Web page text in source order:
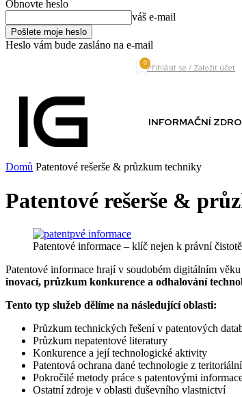
Obnovte heslo
váš e-mail
Heslo vám bude zasláno na e-mail
0Přihlásit se / Založit účet
INFORMAČNÍ
Domů Patentové rešerše & průzkum techniky
Patentové rešerše &
Patentové informace – klíč nejen k právní
Patentové informace hrají v soudobém digitálním
inovací, průzkum konkurence a odhalování
Tento typ služeb dělíme na následující oblasti:
Průzkum technických řešení v patentových
Průzkum nepatentové literatury
Konkurence a její technologické aktivity
Patentová ochrana dané technologie z
Pokročilé metody práce s patentovými
Ostatní zdroje v oblasti duševního vlastnictví